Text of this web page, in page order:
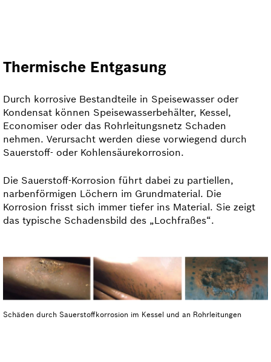
Thermische Entgasung
Durch korrosive Bestandteile in Speisewasser oder
Kondensat können Speisewasserbehälter, Kessel,
Economiser oder das Rohr­leitungsnetz Schaden
nehmen. Verursacht werden diese vorwiegend durch
Sauerstoff- oder Kohlensäurekorrosion.
Die Sauerstoff-Korrosion führt dabei zu partiellen,
narbenförmigen Löchern im Grundmaterial. Die
Korrosion frisst sich immer tiefer ins Material. Sie zeigt
das typische Schadensbild des „Lochfraßes“.
Schäden durch Sauerstoffkorrosion im Kessel und an Rohrleitungen